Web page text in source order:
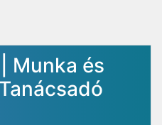
Munka és